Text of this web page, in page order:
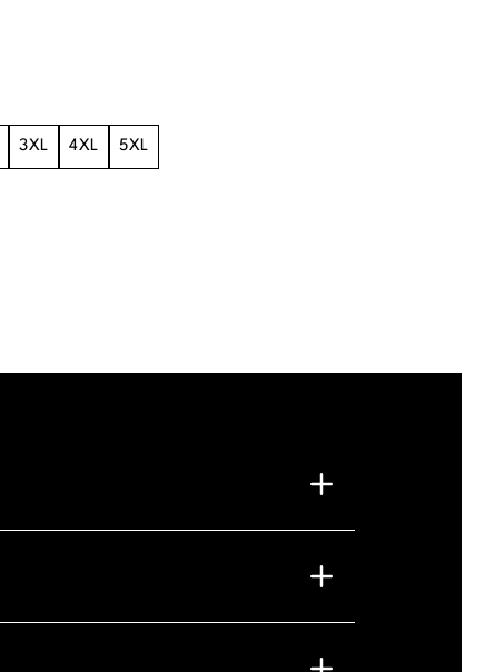
3XL 4XL 5XL